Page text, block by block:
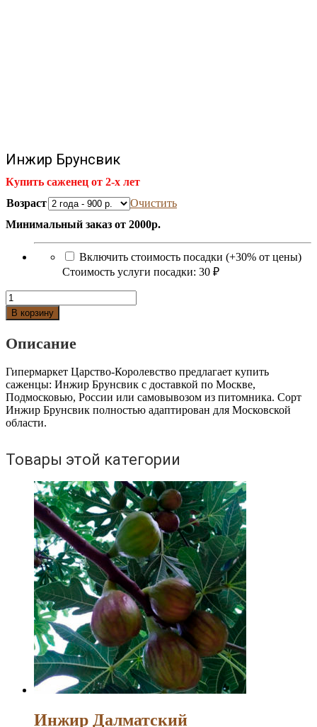
Инжир Брунсвик
Купить саженец от 2-х лет
Возраст
Очистить
Минимальный заказ от 2000р.
Включить стоимость посадки (+30% от цены)
Стоимость услуги посадки: 30 ₽
Количество
Инжир
Брунсвик
В корзину
Описание
Гипермаркет Царство-Королевство предлагает купить
саженцы: Инжир Брунсвик с доставкой по Москве,
Подмосковью, России или самовывозом из питомника. Сорт
Инжир Брунсвик полностью адаптирован для Московской
области.
Товары этой категории
Инжир Далматский